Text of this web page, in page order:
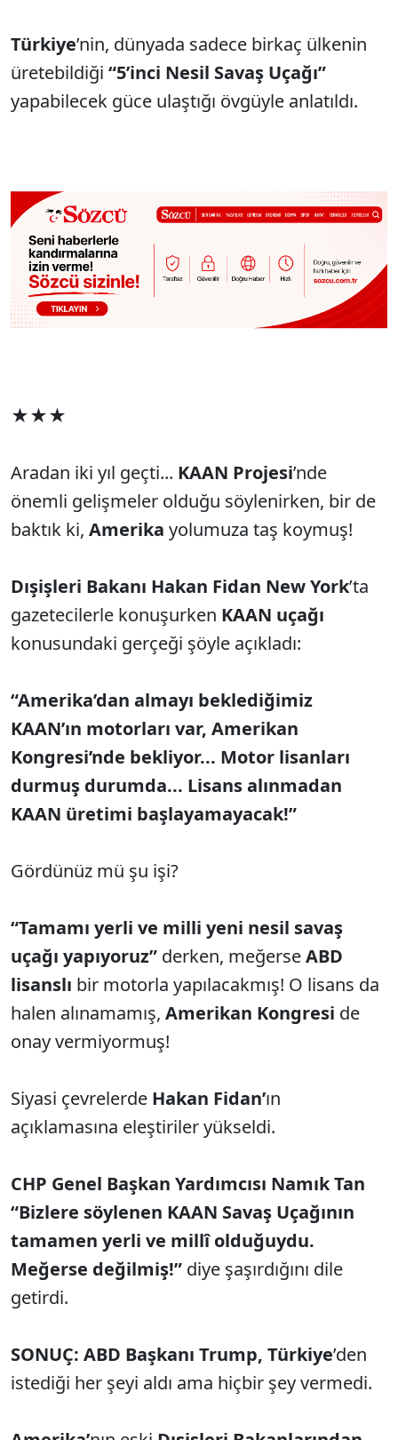
Türkiye’nin, dünyada sadece birkaç ülkenin
üretebildiği “5’inci Nesil Savaş Uçağı”
yapabilecek güce ulaştığı övgüyle anlatıldı.
★★★
Aradan iki yıl geçti... KAAN Projesi’nde
önemli gelişmeler olduğu söylenirken, bir de
baktık ki, Amerika yolumuza taş koymuş!
Dışişleri Bakanı Hakan Fidan New York’ta
gazetecilerle konuşurken KAAN uçağı
konusundaki gerçeği şöyle açıkladı:
“Amerika’dan almayı beklediğimiz
KAAN’ın motorları var, Amerikan
Kongresi’nde bekliyor... Motor lisanları
durmuş durumda... Lisans alınmadan
KAAN üretimi başlayamayacak!”
Gördünüz mü şu işi?
“Tamamı yerli ve milli yeni nesil savaş
uçağı yapıyoruz” derken, meğerseABD
lisanslı bir motorla yapılacakmış! O lisans da
halen alınamamış, Amerikan Kongresi de
onay vermiyormuş!
Siyasi çevrelerde Hakan Fidan’ın
açıklamasına eleştiriler yükseldi.
CHP Genel Başkan Yardımcısı Namık Tan
“Bizlere söylenen KAAN Savaş Uçağının
tamamen yerli ve millî olduğuydu.
Meğerse değilmiş!” diye şaşırdığını dile
getirdi.
SONUÇ: ABD Başkanı Trump, Türkiye’den
istediği her şeyi aldı ama hiçbir şey vermedi.